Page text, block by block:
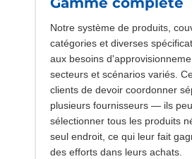
Notre système de produits,
catégories et diverses
aux besoins
secteurs et scénarios variés.
clients de devoir coordonner
plusieurs fournisseurs — ils
sélectionner tous les produits
seul endroit, ce qui leur fait
des efforts dans leurs achats.